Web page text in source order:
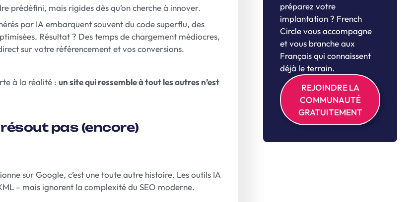
prédéfini, mais rigides dès qu’on cherche à innover.
par IA embarquent souvent du code superflu, des
Résultat ? Des temps de chargement médiocres,
sur votre référencement et vos conversions.
à la réalité : un site qui ressemble à tout les autres n’est
pas (encore)
sur Google, c’est une toute autre histoire. Les outils IA
– mais ignorent la complexité du SEO moderne.
préparez votre
implantation ? French
Circle vous accompagne
et vous branche aux
Français qui connaissent
déjà le terrain.
REJOINDRE LA
COMMUNAUTÉ
GRATUITEMENT